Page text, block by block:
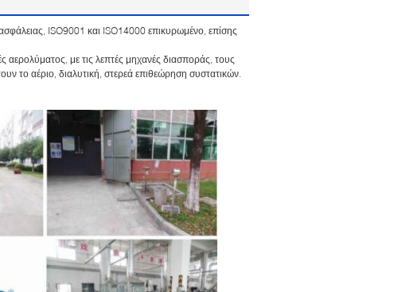
ISO9001 και ISO14000 επικυρωμένο, επίσης
αερολύματος, με τις λεπτές μηχανές διασποράς, τους
το αέριο, διαλυτική, στερεά επιθεώρηση συστατικών.